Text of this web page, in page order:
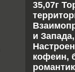
35,07г
и
кофеин,